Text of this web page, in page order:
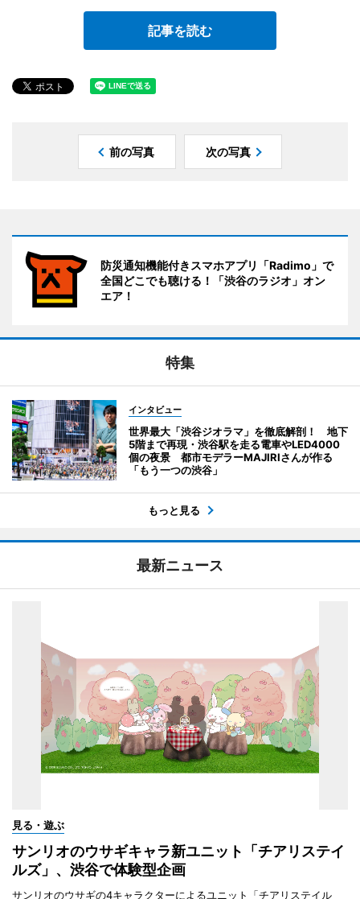
記事を読む
前の写真 次の写真
防災通知機能付きスマホアプリ「Radimo」で
全国どこでも聴ける！「渋谷のラジオ」オン
エア！
特集
インタビュー
世界最大「渋谷ジオラマ」を徹底解剖！ 地下
5階まで再現・渋谷駅を走る電車やLED4000
個の夜景 都市モデラーMAJIRIさんが作る
「もう一つの渋谷」
もっと見る
最新ニュース
見る・遊ぶ
サンリオのウサギキャラ新ユニット「チアリステイ
ルズ」、渋谷で体験型企画
サンリオのウサギの4キャラクターによるユニット「チアリステイル